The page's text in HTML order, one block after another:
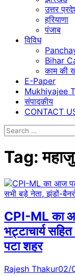
उत्तर
हरियाणा
पंजाब
विविध
Bihar
काम की
E-Paper
Mukhiyajee
संपादकीय
CONTACT
Search
Tag:
CPI-ML का
भट्टाचार्य
पटा शहर
Rajesh Thakur02/